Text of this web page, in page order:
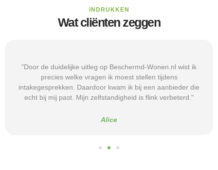
INDRUKKEN
Wat cliënten zeggen
"Door de duidelijke uitleg op Beschermd-Wonen.nl wist ik
precies welke vragen ik moest stellen tijdens
intakegesprekken. Daardoor kwam ik bij een aanbieder die
echt bij mij past. Mijn zelfstandigheid is flink verbeterd."
Alice